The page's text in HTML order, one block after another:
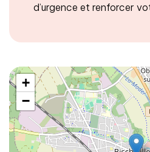
d’urgence et renforcer
+
−